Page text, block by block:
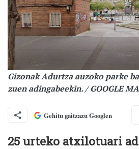
Gizonak Adurtza auzoko parke
zuen adingabeekin. / GOOGLE
Gehitu gaitzazu Googlen
25 urteko atxilotuari